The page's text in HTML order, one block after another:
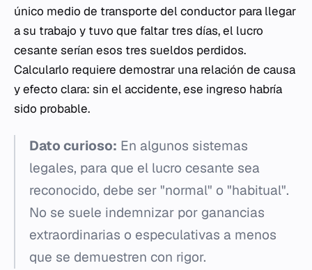
único medio de transporte del conductor para llegar
a su trabajo y tuvo que faltar tres días, el lucro
cesante serían esos tres sueldos perdidos.
Calcularlo requiere demostrar una relación de causa
y efecto clara: sin el accidente, ese ingreso habría
sido probable.
Dato curioso: En algunos sistemas
legales, para que el lucro cesante sea
reconocido, debe ser "normal" o "habitual".
No se suele indemnizar por ganancias
extraordinarias o especulativas a menos
que se demuestren con rigor.